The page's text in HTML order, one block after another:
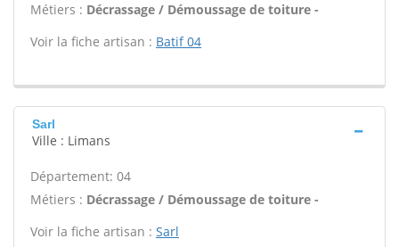
Métiers : Décrassage / Démoussage de toiture -
Voir la fiche artisan : Batif 04
Sarl
Ville : Limans
Département: 04
Métiers : Décrassage / Démoussage de toiture -
Voir la fiche artisan : Sarl